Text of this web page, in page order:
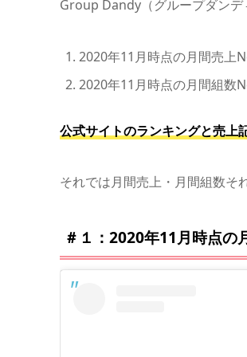
Group Dandy（グループダンデ
2020年11月時点の月間売上
2020年11月時点の月間組数
公式サイトのランキングと売上
それでは月間売上・月間組数そ
＃１：2020年11月時点の